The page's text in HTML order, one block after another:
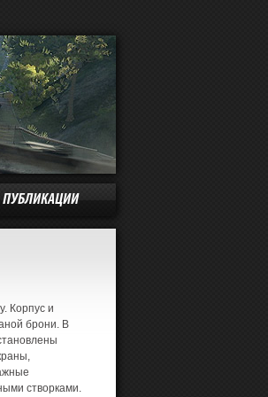
ПУБЛИКАЦИИ
Корпус и
брони. В
створками.